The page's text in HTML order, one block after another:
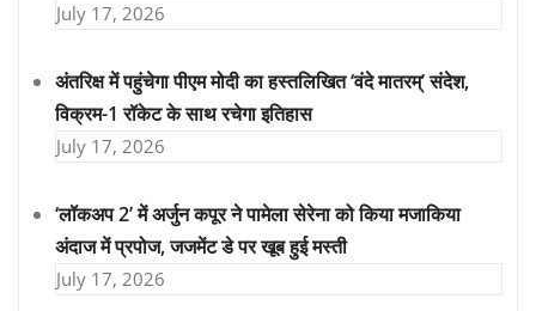
July 17, 2026
अंतरिक्ष में पहुंचेगा पीएम मोदी का हस्तलिखित ‘वंदे मातरम्’ संदेश,
विक्रम-1 रॉकेट के साथ रचेगा इतिहास
July 17, 2026
‘लॉकअप 2’ में अर्जुन कपूर ने पामेला सेरेना को किया मजाकिया
अंदाज में प्रपोज, जजमेंट डे पर खूब हुई मस्ती
July 17, 2026